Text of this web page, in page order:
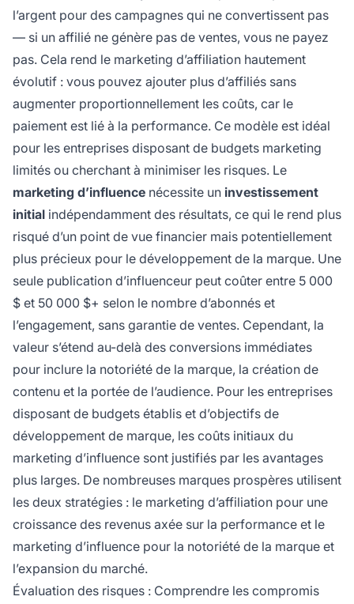
l’argent pour des campagnes qui ne convertissent pas
— si un affilié ne génère pas de ventes, vous ne payez
pas. Cela rend le marketing d’affiliation hautement
évolutif : vous pouvez ajouter plus d’affiliés sans
augmenter proportionnellement les coûts, car le
paiement est lié à la performance. Ce modèle est idéal
pour les entreprises disposant de budgets marketing
limités ou cherchant à minimiser les risques. Le
marketing d’influence nécessite un investissement
initial indépendamment des résultats, ce qui le rend plus
risqué d’un point de vue financier mais potentiellement
plus précieux pour le développement de la marque. Une
seule publication d’influenceur peut coûter entre 5 000
$ et 50 000 $+ selon le nombre d’abonnés et
l’engagement, sans garantie de ventes. Cependant, la
valeur s’étend au-delà des conversions immédiates
pour inclure la notoriété de la marque, la création de
contenu et la portée de l’audience. Pour les entreprises
disposant de budgets établis et d’objectifs de
développement de marque, les coûts initiaux du
marketing d’influence sont justifiés par les avantages
plus larges. De nombreuses marques prospères utilisent
les deux stratégies : le marketing d’affiliation pour une
croissance des revenus axée sur la performance et le
marketing d’influence pour la notoriété de la marque et
l’expansion du marché.
Évaluation des risques : Comprendre les compromis